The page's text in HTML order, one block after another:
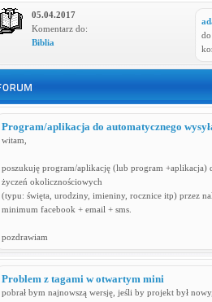
05.04.2017
Komentarz do:
Biblia
Program/aplikacja do automatycznego
witam,
poszukuję program/aplikację (lub program +aplikacja)
życzeń okolicznościowych
(typu: święta, urodziny, imieniny, rocznice itp) przez
minimum facebook + email + sms.
pozdrawiam
Problem z tagami w otwartym mini
pobrał bym najnowszą wersję, jeśli by projekt był